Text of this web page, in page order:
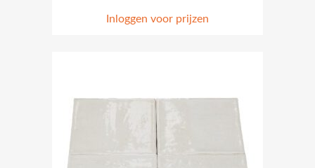
Inloggen voor prijzen